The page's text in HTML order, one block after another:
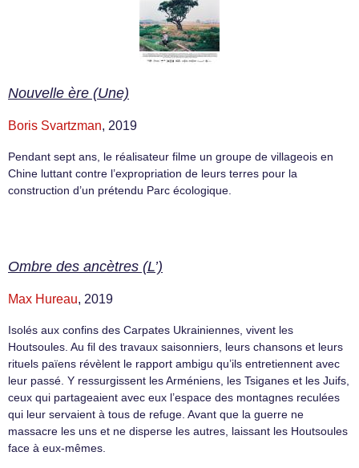
Nouvelle ère (Une)
Boris Svartzman, 2019
Pendant sept ans, le réalisateur filme un groupe de villageois en
Chine luttant contre l’expropriation de leurs terres pour la
construction d’un prétendu Parc écologique.
Ombre des ancètres (L’)
Max Hureau, 2019
Isolés aux confins des Carpates Ukrainiennes, vivent les
Houtsoules. Au fil des travaux saisonniers, leurs chansons et leurs
rituels païens révèlent le rapport ambigu qu’ils entretiennent avec
leur passé. Y ressurgissent les Arméniens, les Tsiganes et les Juifs,
ceux qui partageaient avec eux l’espace des montagnes reculées
qui leur servaient à tous de refuge. Avant que la guerre ne
massacre les uns et ne disperse les autres, laissant les Houtsoules
face à eux-mêmes.